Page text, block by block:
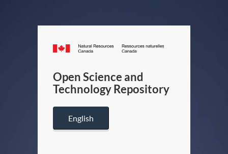
Canada.ca
/
Canada
Open Science and
Technology Repository
English